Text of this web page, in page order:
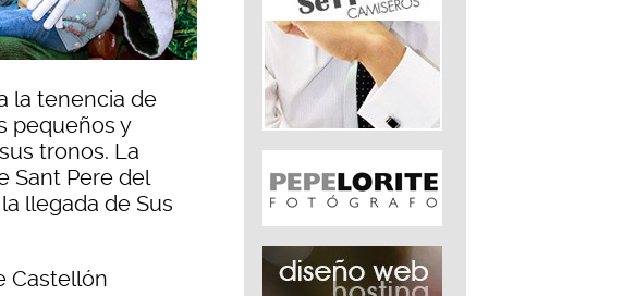
la tenencia de
pequeños y
tronos. La
Sant Pere del
llegada de Sus
Castellón